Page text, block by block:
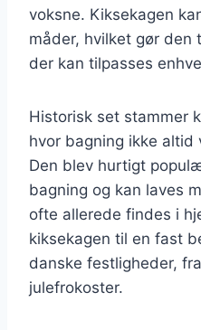
voksne. Kiksekagen
måder, hvilket gør den
der kan tilpasses
Historisk set stammer
hvor bagning ikke altid
Den blev hurtigt
bagning og kan laves
ofte allerede findes i
kiksekagen til en fast
danske festligheder,
julefrokoster.